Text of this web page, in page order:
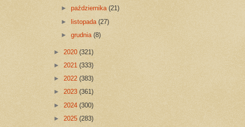
►października(21)
►listopada(27)
►grudnia(8)
► 2020 (321)
► 2021 (333)
► 2022 (383)
► 2023 (361)
► 2024 (300)
► 2025 (283)